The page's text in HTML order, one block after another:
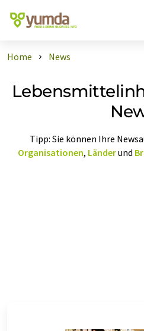
Home News
Tipp: Sie können Ihre
Organisationen, Länderund